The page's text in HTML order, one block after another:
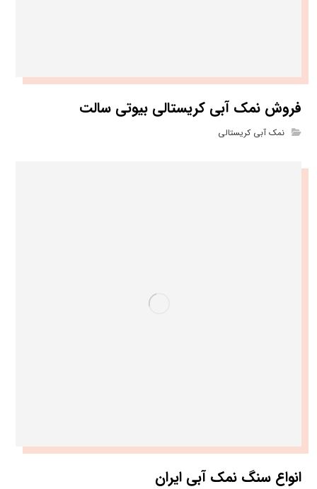
فروش نمک آبی کریستالی بیوتی سالت
نمک آبی کریستالی
انواع سنگ نمک آبی ایران